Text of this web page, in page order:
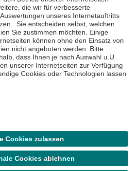
GmbH & Co. KGaA 2026